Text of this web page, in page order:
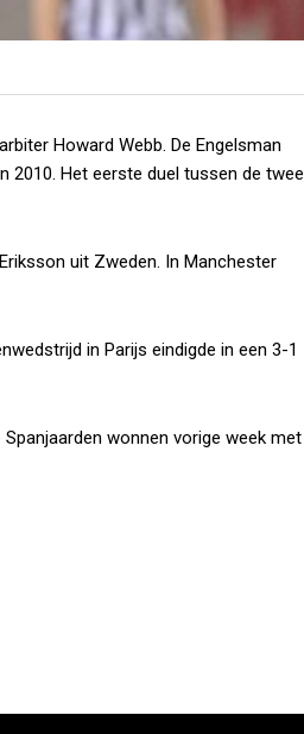
Howard Webb. De Engelsman
2010. Het eerste duel tussen de twee
uit Zweden. In Manchester
in Parijs eindigde in een 3-1
wonnen vorige week met